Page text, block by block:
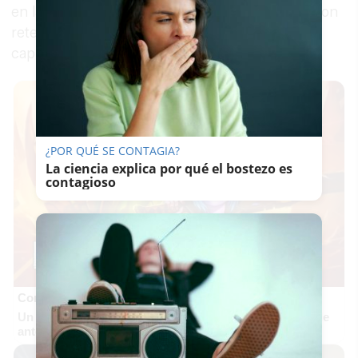
en la AP-4, a la altura de Jerez de la Frontera, con
retenciones de 3 kilómetros en dirección a la
capital andaluza.
Corepunk MMORPG
Un verdadero MMORPG de la vieja escuela ¡Cómo los de
antes, pero mejor!
¿POR QUÉ SE CONTAGIA?
La ciencia explica por qué el bostezo es
contagioso